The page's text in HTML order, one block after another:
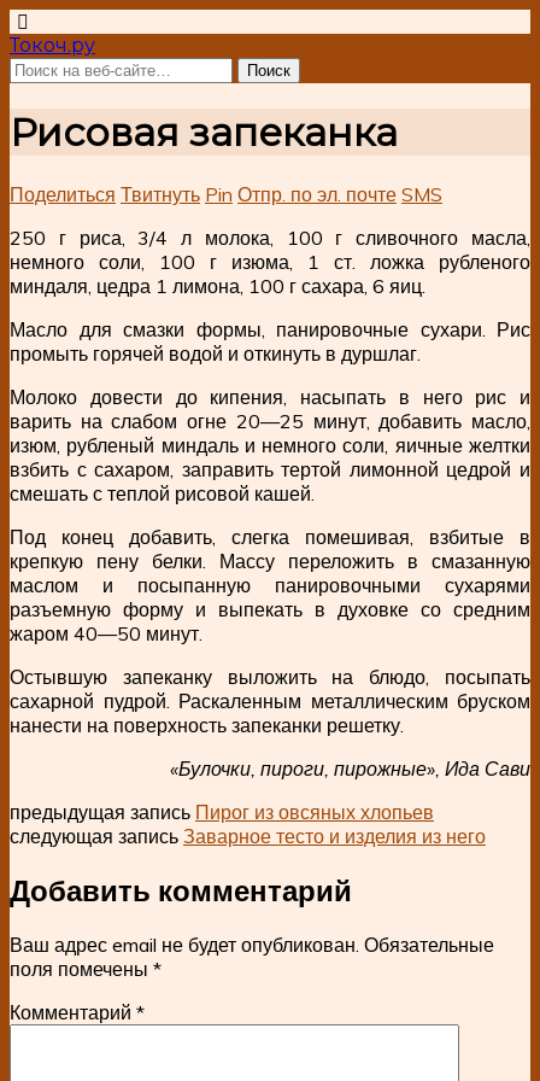
Токоч.ру
Рисовая запеканка
Поделиться Твитнуть Pin Отпр. по эл. почте SMS
250 г риса, 3/4 л молока, 100 г сливочного масла,
немного соли, 100 г изюма, 1 ст. ложка рубленого
миндаля, цедра 1 лимона, 100 г сахара, 6 яиц.
Масло для смазки формы, панировочные сухари. Рис
промыть горячей водой и откинуть в дуршлаг.
Молоко довести до кипения, насыпать в него рис и
варить на слабом огне 20—25 минут, добавить масло,
изюм, рубленый миндаль и немного соли, яичные желтки
взбить с сахаром, заправить тертой лимонной цедрой и
смешать с теплой рисовой кашей.
Под конец добавить, слегка помешивая, взбитые в
крепкую пену белки. Массу переложить в смазанную
маслом и посыпанную панировочными сухарями
разъемную форму и выпекать в духовке со средним
жаром 40—50 минут.
Остывшую запеканку выложить на блюдо, посыпать
сахарной пудрой. Раскаленным металлическим бруском
нанести на поверхность запеканки решетку.
«Булочки, пироги, пирожные», Ида Сави
предыдущая запись Пирог из овсяных хлопьев
следующая запись Заварное тесто и изделия из него
Добавить комментарий
Ваш адрес email не будет опубликован. Обязательные
поля помечены *
Комментарий *